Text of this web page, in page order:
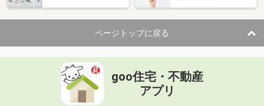
住 所
長野県長野市上松２丁目
専有面積 53.46m²
間取り
2LDK
長野県長野市大字稲葉中千田
価 格
住 所
長野県長野市大字稲葉中千田
ページトップに戻る
goo住宅・不動産
アプリ